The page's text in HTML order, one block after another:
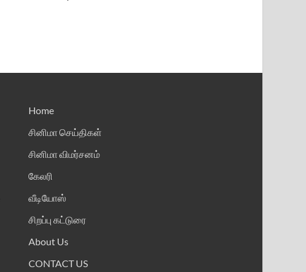
Home
சினிமா செய்திகள்
சினிமா விமர்சனம்
கேலரி
வீடியோஸ்
சிறப்பு கட்டுரை
About Us
CONTACT US